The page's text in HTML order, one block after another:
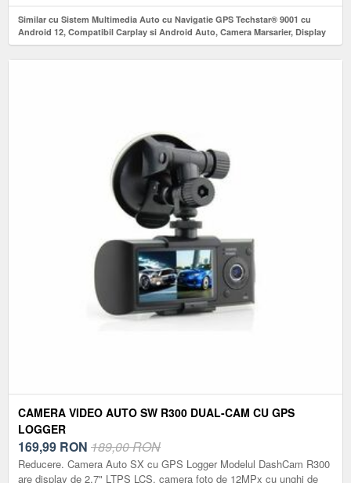
Similar cu Sistem Multimedia Auto cu Navigatie GPS Techstar® 9001 cu
Android 12, Compatibil Carplay si Android Auto, Camera Marsarier, Display
9.3"
CAMERA VIDEO AUTO SW R300 DUAL-CAM CU GPS
LOGGER
169,99 RON 189,00 RON
Reducere. Camera Auto SX cu GPS Logger Modelul DashCam R300
are display de 2.7" LTPS LCS, camera foto de 12MPx cu unghi de